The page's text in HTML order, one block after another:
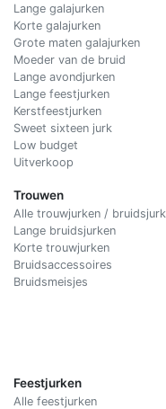
Lange galajurken
Korte galajurken
Grote maten galajurken
Moeder van de bruid
Lange avondjurken
Lange feestjurken
Kerstfeestjurken
Sweet sixteen jurk
Low budget
Uitverkoop
Trouwen
Alle trouwjurken /
Lange bruidsjurken
Korte trouwjurken
Bruidsaccessoires
Bruidsmeisjes
Feestjurken
Alle feestjurken